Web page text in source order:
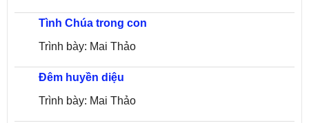
Tình Chúa trong con
Trình bày: Mai Thảo
Đêm huyền diệu
Trình bày: Mai Thảo